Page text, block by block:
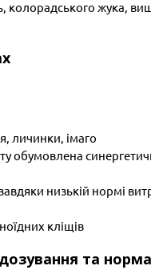
колорадського жука,
личинки, імаго
обумовлена
низькій нормі
кліщів
дозування та